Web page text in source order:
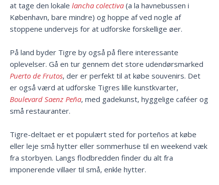
at tage den lokale lancha colectiva (a la havnebussen i
København, bare mindre) og hoppe af ved nogle af
stoppene undervejs for at udforske forskellige øer.
På land byder Tigre by også på flere interessante
oplevelser. Gå en tur gennem det store udendørsmarked
Puerto de Frutos, der er perfekt til at købe souvenirs. Det
er også værd at udforske Tigres lille kunstkvarter,
Boulevard Saenz Peña, med gadekunst, hyggelige caféer og
små restauranter.
Tigre-deltaet er et populært sted for porteños at købe
eller leje små hytter eller sommerhuse til en weekend væk
fra storbyen. Langs flodbredden finder du alt fra
imponerende villaer til små, enkle hytter.